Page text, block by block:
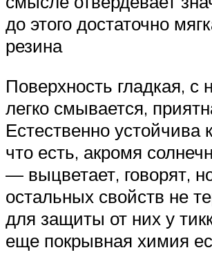
до этого достаточно
резина
Поверхность гладкая, с
легко смывается,
Естественно устойчива
что есть, акромя
— выцветает, говорят,
остальных свойств не
для защиты от них у
еще покрывная химия